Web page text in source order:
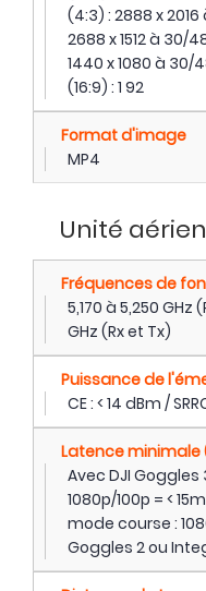
(4:3) : 2888 x
2688 x 1512 à 30/
1440 x 1080 à 30/
(16:9) : 1 92
Format d'image
MP4
Unité
Fréquences de
5,170 à 5,250
GHz (Rx et Tx)
Puissance de
CE : < 14 dBm /
Latence
Avec DJI
1080p/100p = <
mode course :
Goggles 2 ou